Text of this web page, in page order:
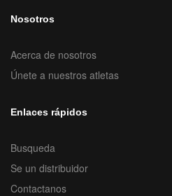
Nosotros
Acerca de nosotros
Únete a nuestros atletas
Enlaces rápidos
Busqueda
Se un distribuidor
Contactanos